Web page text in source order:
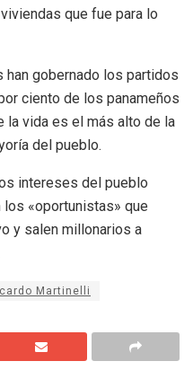
que fue para lo
han gobernado los partidos
ciento de los panameños
la vida es el más alto de la
del pueblo.
intereses del pueblo
los «oportunistas» que
y salen millonarios a
Martinelli